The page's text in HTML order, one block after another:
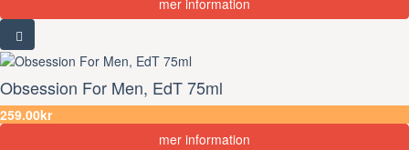
Obsession For Men, EdT 75ml
259.00kr
mer information